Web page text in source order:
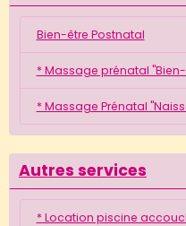
Bien-être Postnatal
* Massage prénatal
* Massage Prénatal
Autres services
* Location piscine